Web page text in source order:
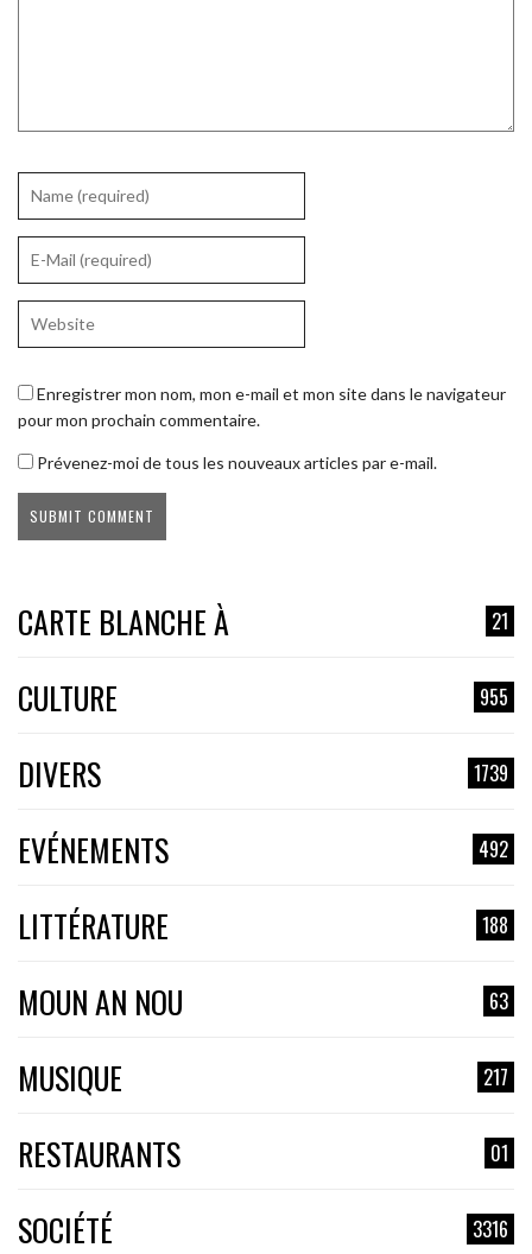
Enregistrer mon nom, mon e-mail et mon site dans le navigateur
pour mon prochain commentaire.
Prévenez-moi de tous les nouveaux articles par e-mail.
CARTE BLANCHE À 21
CULTURE 955
DIVERS 1739
EVÉNEMENTS 492
LITTÉRATURE 188
MOUN AN NOU 63
MUSIQUE 217
RESTAURANTS 01
SOCIÉTÉ 3316